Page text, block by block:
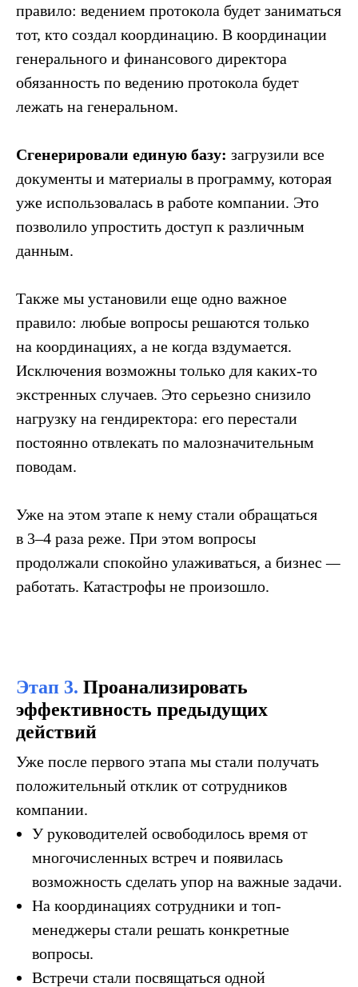
правило: ведением протокола будет заниматься
тот, кто создал координацию. В координации
генерального и финансового директора
обязанность по ведению протокола будет
лежать на генеральном.
Сгенерировали единую базу: загрузили все
документы и материалы в программу, которая
уже использовалась в работе компании. Это
позволило упростить доступ к различным
данным.
Также мы установили еще одно важное
правило: любые вопросы решаются только
на координациях, а не когда вздумается.
Исключения возможны только для каких-то
экстренных случаев. Это серьезно снизило
нагрузку на гендиректора: его перестали
постоянно отвлекать по малозначительным
поводам.
Уже на этом этапе к нему стали обращаться
в 3–4 раза реже. При этом вопросы
продолжали спокойно улаживаться, а бизнес—
работать. Катастрофы не произошло.
Этап 3. Проанализировать
эффективность предыдущих
действий
Уже после первого этапа мы стали получать
положительный отклик от сотрудников
компании.
У руководителей освободилось время от
многочисленных встреч и появилась
возможность сделать упор на важные задачи.
На координациях сотрудники и топ-
менеджеры стали решать конкретные
вопросы.
Встречи стали посвящаться одной